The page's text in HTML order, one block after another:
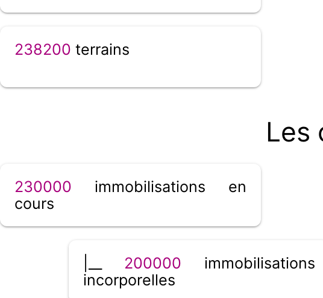
238200 terrains
Les
230000 immobilisations en
cours
200000 immobilisations
incorporelles